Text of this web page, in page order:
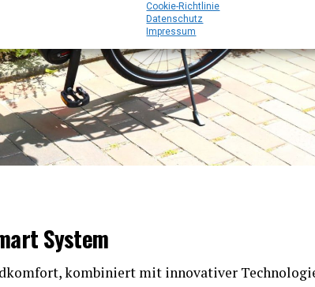
Coo­kie-Richt­li­nie
Daten­schutz
Impres­sum
System
kom­bi­niert mit inno­va­ti­ver